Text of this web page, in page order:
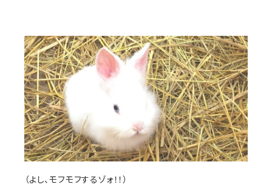
（よし、モフモフするゾォ！！）